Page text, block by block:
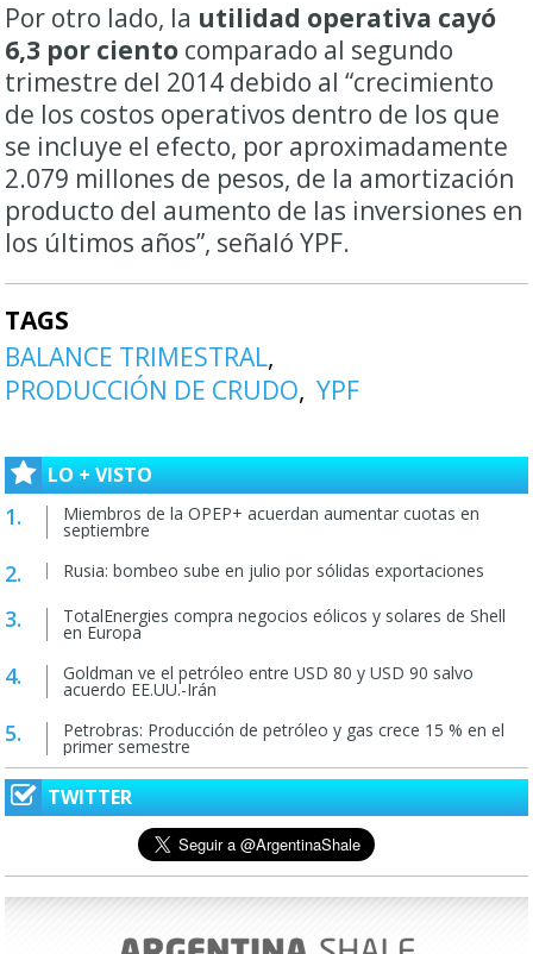
Por otro lado, la utilidad operativa cayó
6,3 por ciento comparado al segundo
trimestre del 2014 debido al “crecimiento
de los costos operativos dentro de los que
se incluye el efecto, por aproximadamente
2.079 millones de pesos, de la amortización
producto del aumento de las inversiones en
los últimos años”, señaló YPF.
TAGS
BALANCE TRIMESTRAL
PRODUCCIÓN DE CRUDO YPF
LO + VISTO
Miembros de la OPEP+ acuerdan aumentar cuotas en
septiembre
Rusia: bombeo sube en julio por sólidas exportaciones
TotalEnergies compra negocios eólicos y solares de Shell
en Europa
Goldman ve el petróleo entre USD 80 y USD 90 salvo
acuerdo EE.UU.-Irán
Petrobras: Producción de petróleo y gas crece 15 % en el
primer semestre
TWITTER